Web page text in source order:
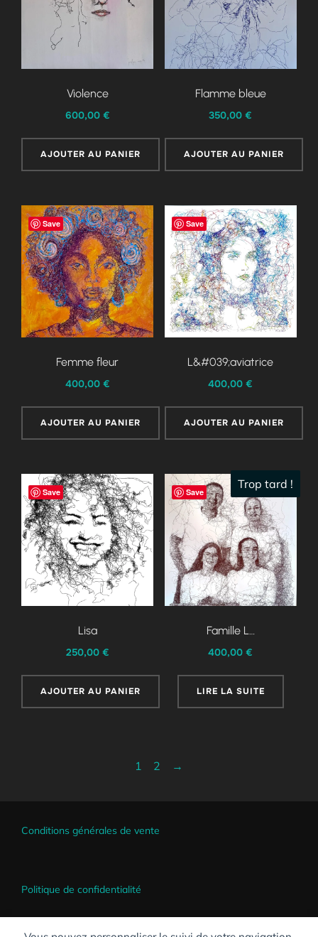
Violence
600,00 €
AJOUTER AU PANIER
Flamme bleue
350,00€
AJOUTER AU PANIER
Save
Femme fleur
400,00 €
AJOUTER AU PANIER
Save
L&#039;aviatrice
400,00€
AJOUTER AU PANIER
Save
Lisa
250,00 €
AJOUTER AU PANIER
Save
Trop tard !
Famille L…
400,00€
LIRE LA SUITE
1 2 →
Conditions générales de vente
Politique de confidentialité